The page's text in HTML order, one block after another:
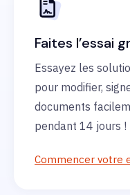
Faites l’essai
Essayez les
pour modifier,
documents
pendant 14 jours !
Commencer votre